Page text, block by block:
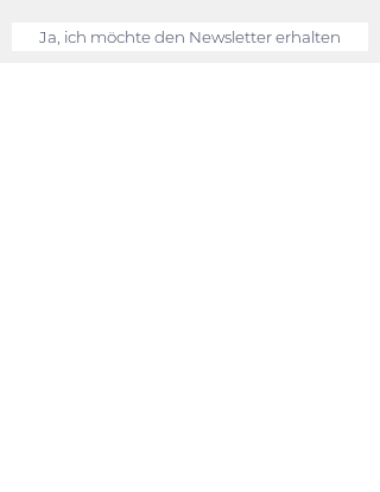
Ja, ich möchte den Newsletter erhalten